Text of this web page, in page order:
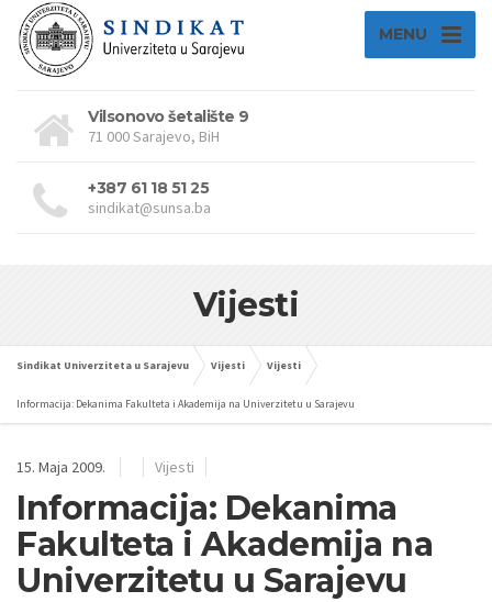
MENU
Vilsonovo šetalište 9
71 000 Sarajevo, BiH
+387 61 18 51 25
sindikat@sunsa.ba
Vijesti
Sindikat Univerziteta u Sarajevu Vijesti Vijesti
Informacija: Dekanima Fakulteta i Akademija na Univerzitetu u Sarajevu
15. Maja 2009. Vijesti
Informacija: Dekanima
Fakulteta i Akademija na
Univerzitetu u Sarajevu